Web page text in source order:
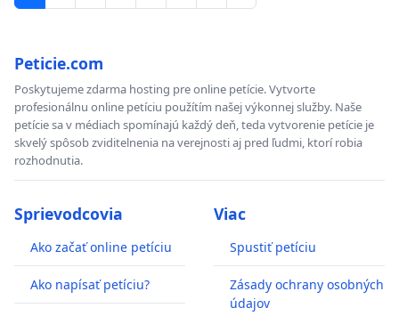
Peticie.com
Poskytujeme zdarma hosting pre online petície. Vytvorte
profesionálnu online petíciu použítím našej výkonnej služby. Naše
petície sa v médiach spomínajú každý deň, teda vytvorenie petície je
skvelý spôsob zviditelnenia na verejnosti aj pred ľudmi, ktorí robia
rozhodnutia.
Sprievodcovia
Ako začať online petíciu
Ako napísať petíciu?
Viac
Spustiť petíciu
Zásady ochrany osobných
údajov